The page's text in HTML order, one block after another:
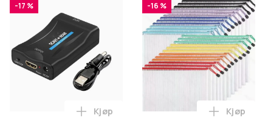
-17 %
Legg SCART til HDMI-omformer 1080p i
Kjøp
-16 %
Legg
Kjøp